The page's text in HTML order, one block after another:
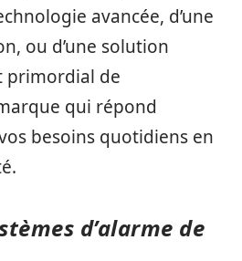
avancée, d’une
ou d’une solution
primordial de
qui répond
besoins quotidiens en
d’alarme de